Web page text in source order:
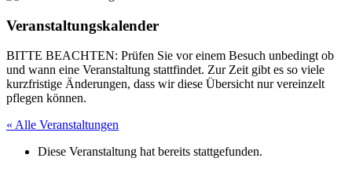
Veranstaltungskalender
BITTE BEACHTEN: Prüfen Sie vor einem Besuch unbedingt ob
und wann eine Veranstaltung stattfindet. Zur Zeit gibt es so viele
kurzfristige Änderungen, dass wir diese Übersicht nur vereinzelt
pflegen können.
« Alle Veranstaltungen
Diese Veranstaltung hat bereits stattgefunden.